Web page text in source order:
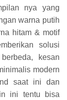
nya yang
warna putih
hitam & motif
solusi
kesan
modern
saat ini dan
ini tentu bisa